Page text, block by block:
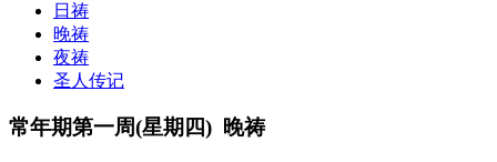
日祷
晚祷
夜祷
圣人传记
常年期第一周(星期四) 晚祷